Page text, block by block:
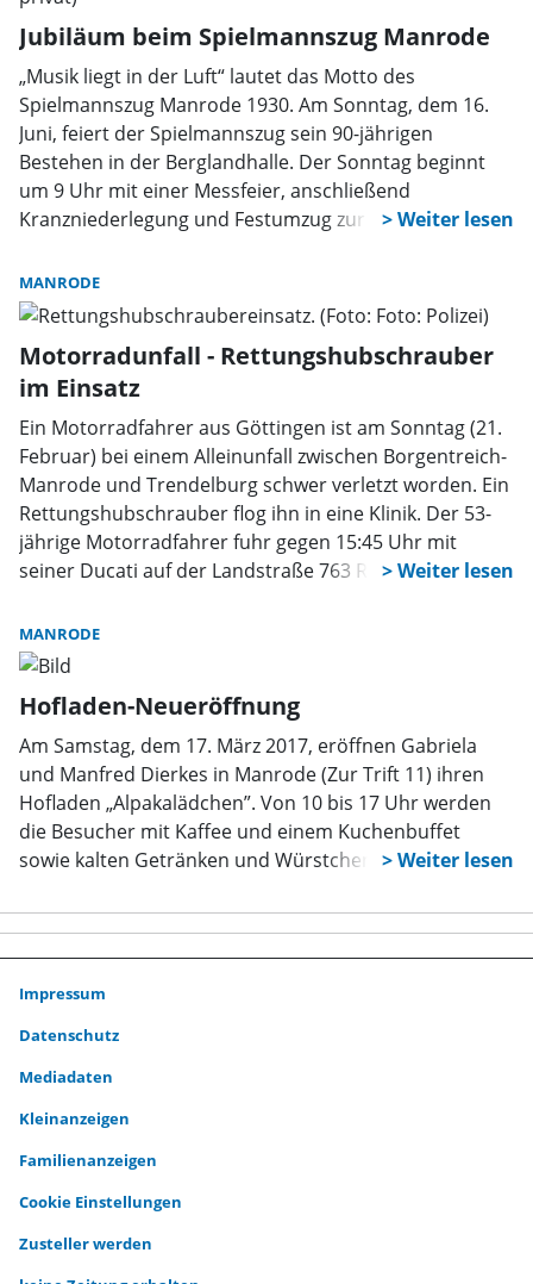
Jubiläum beim Spielmannszug Manrode
„Musik liegt in der Luft“ lautet das Motto des
Spielmannszug Manrode 1930. Am Sonntag, dem 16.
Juni, feiert der Spielmannszug sein 90-jährigen
Bestehen in der Berglandhalle. Der Sonntag beginnt
um 9 Uhr mit einer Messfeier, anschließend
Kranzniederlegung und Festumzug zur Berglandhalle.
der mit den befreundeten Trendelburger Musikanten
musikalisch gestaltet wird. Die Konzertvorträge der
regionalen Gastvereine, die der Einladung zugesagt
haben, werden im Laufe des Tages ihr Können
darbieten. Kaffee und Kuchen werden am Nachmittag
ab 14 Uhr angeboten. Für die kleinen Gäste steht eine
Hüpfburg bereit.
MANRODE
Motorradunfall - Rettungshubschrauber
im Einsatz
Ein Motorradfahrer aus Göttingen ist am Sonntag (21.
Februar) bei einem Alleinunfall zwischen Borgentreich-
Manrode und Trendelburg schwer verletzt worden. Ein
Rettungshubschrauber flog ihn in eine Klinik. Der 53-
jährige Motorradfahrer fuhr gegen 15:45 Uhr mit
seiner Ducati auf der Landstraße 763 Richtung
Schleudern und kam auf der Gegenfahrbahn zu Fall.
Aufgrund der Schwere seiner Verletzungen wurde für
eingesetzt. Ein Abschleppunternehmer transportierte
die nicht mehr fahrbereite Ducati ab. Bei der Sperrung
der Unfallstelle in beide Fahrtrichtungen unterstützte
die Freiwillige Feuerwehr Borgentreich die Polizei.
MANRODE
Hofladen-Neueröffnung
Am Samstag, dem 17. März 2017, eröffnen Gabriela
und Manfred Dierkes in Manrode (Zur Trift 11) ihren
Hofladen „Alpakalädchen”. Von 10 bis 17 Uhr werden
die Besucher mit Kaffee und einem Kuchenbuffet
sowie kalten Getränken und Würstchen versorgt.
Impressum
Datenschutz
Mediadaten
Kleinanzeigen
Familienanzeigen
Cookie Einstellungen
Zusteller werden